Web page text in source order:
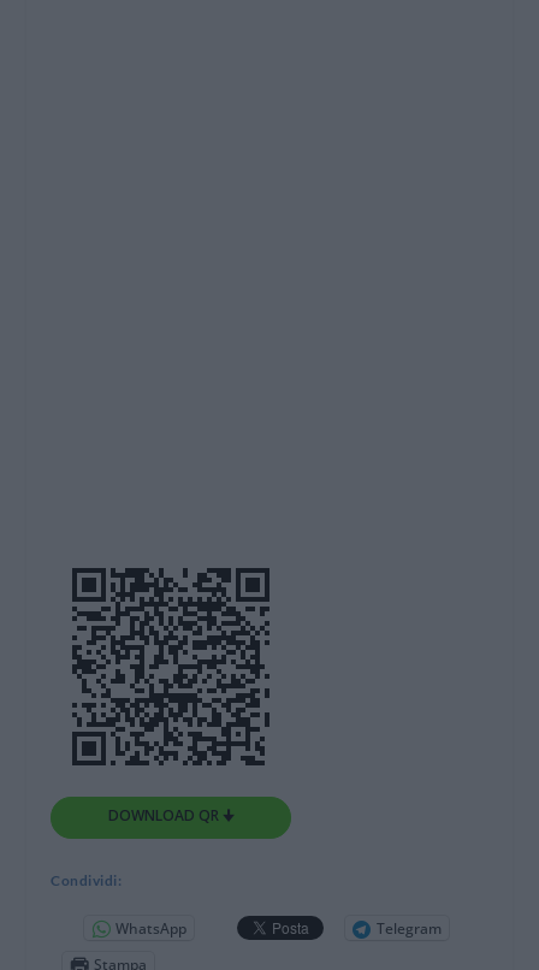
DOWNLOAD QR 🠋
Condividi:
WhatsApp
Telegram
Stampa